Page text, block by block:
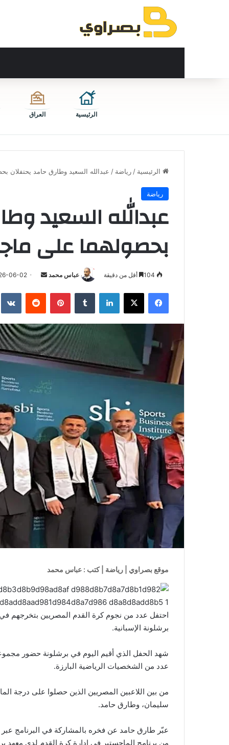
الرئيسية العراق
الرئيسية / رياضة / عبدالله السعيد وطارق حامد يحتفلان
رياضة
عبدالله السعيد
بحصولهما على
عباس محمد
أرسل
إلكترونيا
06-02 أقل من دقيقة
فيسبوك ‫X لينكدإن بينتيريست
موقع بصراوي | رياضة | كتب : عباس محمد
احتفل عدد من نجوم كرة القدم المصريين بتخرجهم
برشلونة الإسبانية.
شهد الحفل الذي أقيم اليوم في برشلونة حضور
عدد من الشخصيات الرياضية البارزة.
من بين اللاعبين المصريين الذين حصلوا على درجة
سليمان، وطارق حامد.
عبّر طارق حامد عن فخره بالمشاركة في البرنامج
من برنامج الماجستير في إدارة كرة القدم لدى معهد